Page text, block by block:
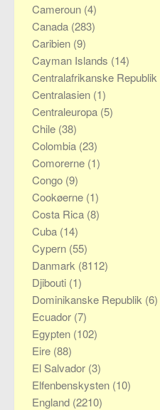
Cameroun (4)
Canada (283)
Caribien (9)
Cayman Islands (14)
Centralafrikanske Republik
Centralasien (1)
Centraleuropa (5)
Chile (38)
Colombia (23)
Comorerne (1)
Congo (9)
Cookøerne (1)
Costa Rica (8)
Cuba (14)
Cypern (55)
Danmark (8112)
Djibouti (1)
Dominikanske Republik (6)
Ecuador (7)
Egypten (102)
Eire (88)
El Salvador (3)
Elfenbenskysten (10)
England (2210)